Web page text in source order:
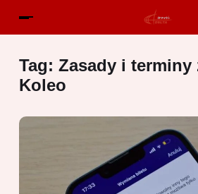
Tag: Zasady i terminy
Koleo